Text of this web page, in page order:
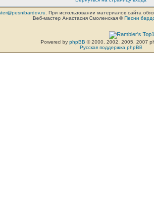
. При использовании материалов сайта
Веб-мастер Анастасия Смоленская ©Песни
Powered by phpBB © 2000, 2002, 2005, 2007
Русская поддержка phpBB